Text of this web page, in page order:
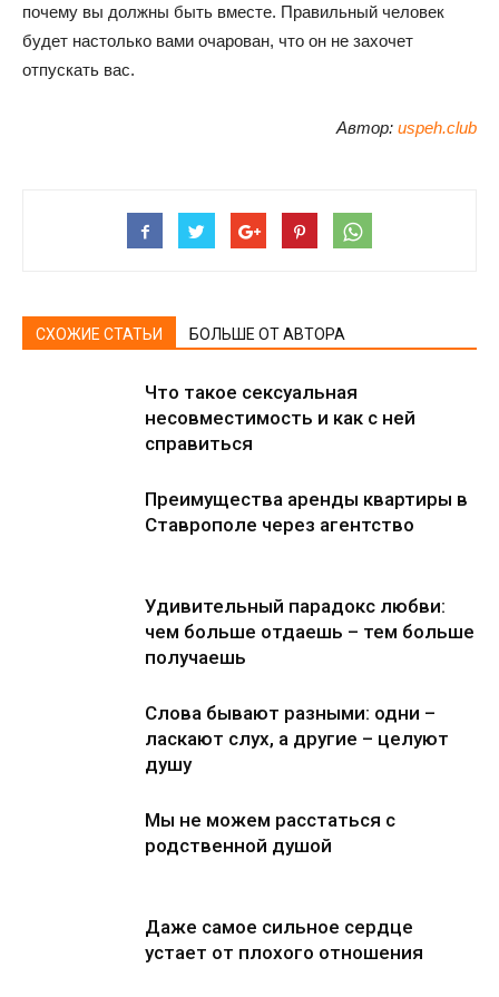
почему вы должны быть вместе. Правильный человек
будет настолько вами очарован, что он не захочет
отпускать вас.
Автор: uspeh.club
СХОЖИЕ СТАТЬИ БОЛЬШЕ ОТ АВТОРА
Что такое сексуальная
несовместимость и как с ней
справиться
Преимущества аренды квартиры в
Ставрополе через агентство
Удивительный парадокс любви:
чем больше отдаешь – тем больше
получаешь
Слова бывают разными: одни –
ласкают слух, а другие – целуют
душу
Мы не можем расстаться с
родственной душой
Даже самое сильное сердце
устает от плохого отношения